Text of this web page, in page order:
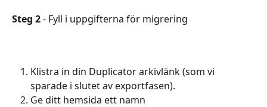
Steg 2 - Fyll i uppgifterna för migrering
Klistra in din Duplicator arkivlänk (som vi
sparade i slutet av exportfasen).
Ge ditt hemsida ett namn